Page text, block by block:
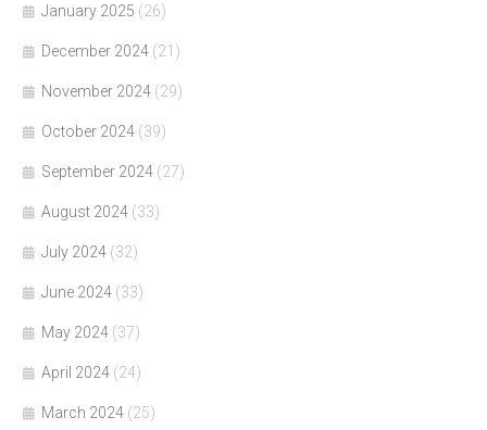
January 2025 (26)
December 2024 (21)
November 2024 (29)
October 2024 (39)
September 2024 (27)
August 2024 (33)
July 2024 (32)
June 2024 (33)
May 2024 (37)
April 2024 (24)
March 2024 (25)